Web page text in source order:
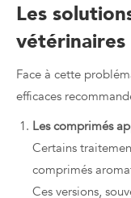
Les
vétérinaires
Face à cette
efficaces
Les comprimés
Certains
comprimés
Ces versions,